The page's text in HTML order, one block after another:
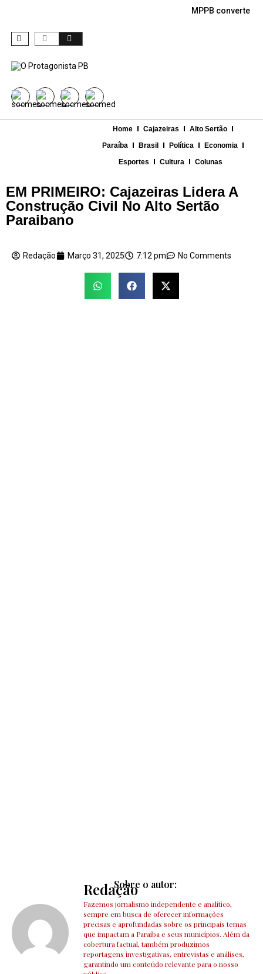
MPPB converte
Home Cajazeiras
Alto Sertão
Paraíba
Brasil Política
Economia
Esportes
Cultura Colunas
EM PRIMEIRO: Cajazeiras Lidera A
Construção Civil No Alto Sertão
Paraibano
Redação Março 31, 2025 7:12 pm No Comments
Sobre o autor:
Redação
Fazemos jornalismo independente e analítico,
sempre em busca de oferecer informações
precisas e aprofundadas sobre os principais temas
que impactam a Paraíba e seus municípios. Além da
cobertura factual, também produzimos
reportagens investigativas, entrevistas e análises,
garantindo um conteúdo relevante para o nosso